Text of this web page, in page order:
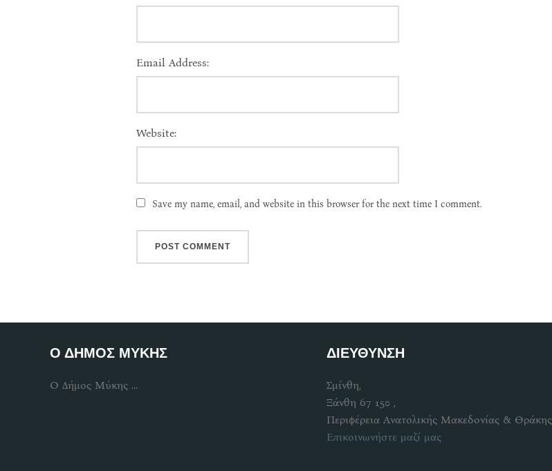
Email Address:
Website:
Save my name, email, and website in this browser for the next time I comment.
Ο ΔΗΜΟΣ ΜΥΚΗΣ
Ο Δήμος Μύκης ...
ΔΙΕΥΘΥΝΣΗ
Σμίνθη,
Ξάνθη 67 150 ,
Περιφέρεια Ανατολικής Μακεδονίας & Θράκης
Επικοινωνήστε μαζί μας